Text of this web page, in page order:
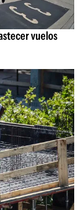
vuelos